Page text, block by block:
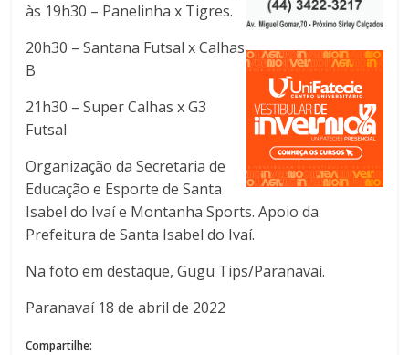
às 19h30 – Panelinha x Tigres.
20h30 – Santana Futsal x Calhas
B
21h30 – Super Calhas x G3
Futsal
Organização da Secretaria de
Educação e Esporte de Santa
Isabel do Ivaí e Montanha Sports. Apoio da
Prefeitura de Santa Isabel do Ivaí.
Na foto em destaque, Gugu Tips/Paranavaí.
Paranavaí 18 de abril de 2022
Compartilhe: